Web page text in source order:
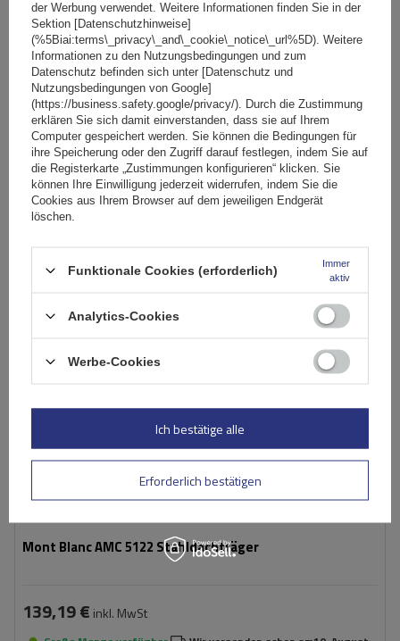
Mont Blanc AMC 5122 AERO Aluminium-Dachträger
211,59 €inkl. MwSt
Große Menge verfügbar Wir versenden schon am10. August
In den
Mont Blanc AMC 5122 Stahldachträger
139,19 € inkl. MwSt
der Werbung verwendet. Weitere Informationen finden Sie in der
Sektion [Datenschutzhinweise]
(%5Biai:terms\_privacy\_and\_cookie\_notice\_url%5D). Weitere
Informationen zu den Nutzungsbedingungen und zum
Datenschutz befinden sich unter [Datenschutz und
Nutzungsbedingungen von Google]
(https://business.safety.google/privacy/). Durch die Zustimmung
erklären Sie sich damit einverstanden, dass sie auf Ihrem
Computer gespeichert werden. Sie können die Bedingungen für
ihre Speicherung oder den Zugriff darauf festlegen, indem Sie auf
die Registerkarte „Zustimmungen konfigurieren“ klicken. Sie
können Ihre Einwilligung jederzeit widerrufen, indem Sie die
Cookies aus Ihrem Browser auf dem jeweiligen Endgerät
löschen.
Funktionale Cookies (erforderlich)
Immer
aktiv
Analytics-Cookies
Werbe-Cookies
Erforderlich bestätigen
Ich bestätige alle